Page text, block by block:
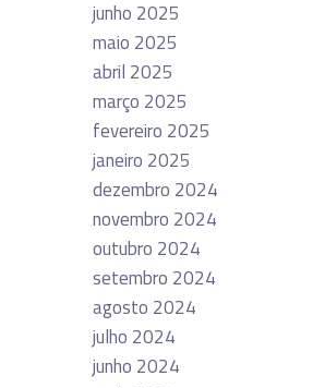
junho 2025
maio 2025
abril 2025
março 2025
fevereiro 2025
janeiro 2025
dezembro 2024
novembro 2024
outubro 2024
setembro 2024
agosto 2024
julho 2024
junho 2024